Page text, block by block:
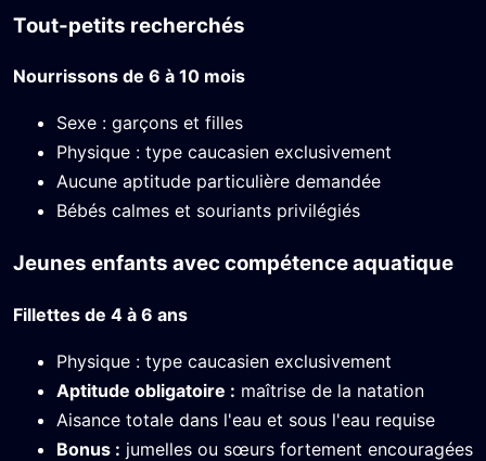
Tout-petits recherchés
Nourrissons de 6 à 10 mois
Sexe : garçons et filles
Physique : type caucasien exclusivement
Aucune aptitude particulière demandée
Bébés calmes et souriants privilégiés
Jeunes enfants avec compétence aquatique
Fillettes de 4 à 6 ans
Physique : type caucasien exclusivement
Aptitude obligatoire : maîtrise de la natation
Aisance totale dans l'eau et sous l'eau requise
Bonus : jumelles ou sœurs fortement encouragées